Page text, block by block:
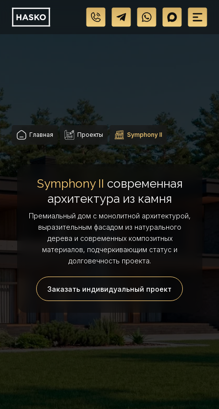
Заказать индивидуальный проект
Премиальный дом с монолитной архитектурой,
выразительным фасадом из натурального
дерева и современных композитных
материалов, подчеркивающим статус и
долговечность проекта.
Symphony II современная
архитектура из камня
Symphony II
Главная Проекты